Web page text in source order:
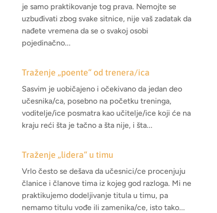
je samo praktikovanje tog prava. Nemojte se
uzbuđivati zbog svake sitnice, nije vaš zadatak da
nađete vremena da se o svakoj osobi
pojedinačno...
Traženje „poente“ od trenera/ica
Sasvim je uobičajeno i očekivano da jedan deo
učesnika/ca, posebno na početku treninga,
voditelje/ice posmatra kao učitelje/ice koji će na
kraju reći šta je tačno a šta nije, i šta...
Traženje „lidera“ u timu
Vrlo često se dešava da učesnici/ce procenjuju
članice i članove tima iz kojeg god razloga. Mi ne
praktikujemo dodeljivanje titula u timu, pa
nemamo titulu vođe ili zamenika/ce, isto tako...